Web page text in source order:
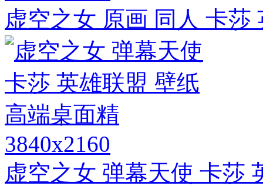
虚空之女 原画 同人 卡
3840x2160
虚空之女 弹幕天使 卡莎